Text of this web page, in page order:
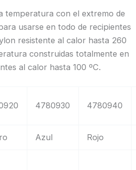
temperatura con el extremo de
usarse en todo de recipientes
resistente al calor hasta 260
construidas totalmente en
al calor hasta 100 ºC.
4780930 4780940
Azul Rojo